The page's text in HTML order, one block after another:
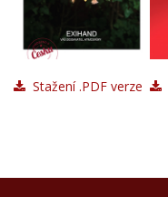
Stažení .PDF verze